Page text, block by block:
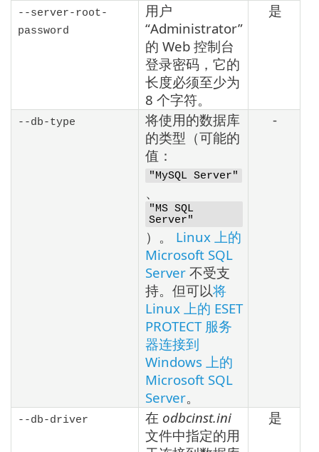
--server-root-
password
用户
“Administrator”
的 Web 控制台
登录密码，它的
长度必须至少为
8 个字符。
是
--db-type
将使用的数据库
的类型（可能的
值：
"MySQL Server"
、
"MS SQL
Server"
）。 Linux 上的
Microsoft SQL
Server 不受支
持。但可以将
Linux 上的 ESET
PROTECT 服务
器连接到
Windows 上的
Microsoft SQL
Server。
-
--db-driver 在 odbcinst.ini
文件中指定的用
是